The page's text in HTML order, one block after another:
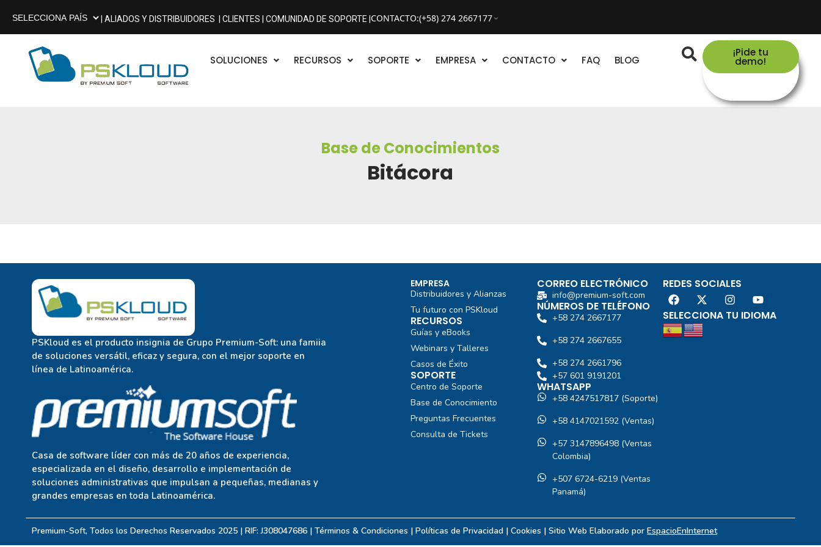
| ALIADOS Y DISTRIBUIDORES | CLIENTES | COMUNIDAD DE SOPORTE | CONTACTO:(+58) 274 2667177
SOLUCIONES RECURSOS SOPORTE EMPRESA CONTACTO FAQ BLOG
¡Pide tu
demo!
Base de Conocimientos
Bitácora
PSKloud es el producto insignia de Grupo Premium-Soft: una famiia
de soluciones versátil, eficaz y segura, con el mejor soporte en
línea de Latinoamérica.
Casa de software líder con más de 20 años de experiencia,
especializada en el diseño, desarrollo e implementación de
soluciones administrativas que impulsan a pequeñas, medianas y
grandes empresas en toda Latinoamérica.
EMPRESA
Distribuidores y Alianzas
Tu futuro con PSKloud
RECURSOS
Guías y eBooks
Webinars y Talleres
Casos de Éxito
SOPORTE
Centro de Soporte
Base de Conocimiento
Preguntas Frecuentes
Consulta de Tickets
CORREO ELECTRÓNICO
info@premium-soft.com
NÚMEROS DE TELÉFONO
+58 274 2667177
+58 274 2667655
+58 274 2661796
+57 601 9191201‬
WHATSAPP
+58 4247517817 (Soporte)
+58 4147021592 (Ventas)
+57 3147896498 (Ventas
Colombia)
+507 6724-6219 (Ventas
Panamá)
REDES SOCIALES
SELECCIONA TU IDIOMA
Premium-Soft, Todos los Derechos Reservados 2025 | RIF: J308047686 | Términos & Condiciones |Políticas de Privacidad | Cookies | Sitio Web Elaborado porEspacioEnInternet